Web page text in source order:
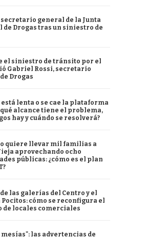
general de la Junta
de Drogas tras un siniestro de
el siniestro de tránsito por el
Gabriel Rossi, secretario
Drogas
está lenta o se cae la plataforma
qué alcance tiene el problema,
hay y cuándo se resolverá?
quiere llevar mil familias a
aprovechando ocho
públicas: ¿cómo es el plan
de las galerías del Centro y el
Pocitos: cómo se reconfigura el
de locales comerciales
mesías": las advertencias de